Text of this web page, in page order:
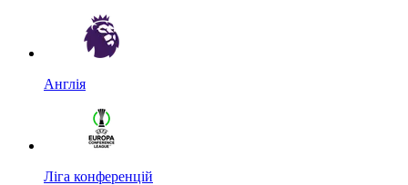
Англія
Ліга конференцій